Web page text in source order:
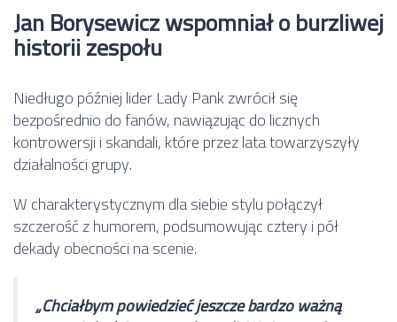
Jan Borysewicz wspomniał o burzliwej
historii zespołu
Niedługo później lider Lady Pank zwrócił się
bezpośrednio do fanów, nawiązując do licznych
kontrowersji i skandali, które przez lata towarzyszyły
działalności grupy.
W charakterystycznym dla siebie stylu połączył
szczerość z humorem, podsumowując cztery i pół
dekady obecności na scenie.
„Chciałbym powiedzieć jeszcze bardzo ważną